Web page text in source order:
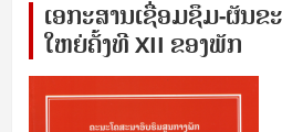
ເອກ​ະ​ສານ​ເຊ​ື່ອມ​ຊ​ຶມ-ຜັນ​
ໃຫຍ່​ຄັ້ງ​ທີ XII ຂອງ​ພັກ